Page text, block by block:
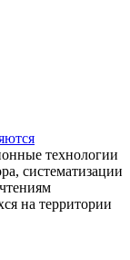
технологии
систематизации
на территории